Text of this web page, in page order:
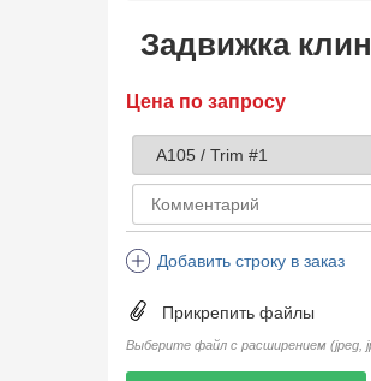
Задвижка
Цена по запросу
Добавить строку в заказ
Прикрепить файлы
Выберите файл с расширением (jpeg,